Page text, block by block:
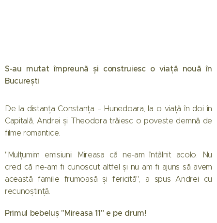
S-au mutat împreună și construiesc o viață nouă în
București
De la distanța Constanța – Hunedoara, la o viață în doi în
Capitală, Andrei și Theodora trăiesc o poveste demnă de
filme romantice.
"Mulțumim emisiunii Mireasa că ne-am întâlnit acolo. Nu
cred că ne-am fi cunoscut altfel și nu am fi ajuns să avem
această familie frumoasă și fericită", a spus Andrei cu
recunoștință.
Primul bebeluș "Mireasa 11" e pe drum!